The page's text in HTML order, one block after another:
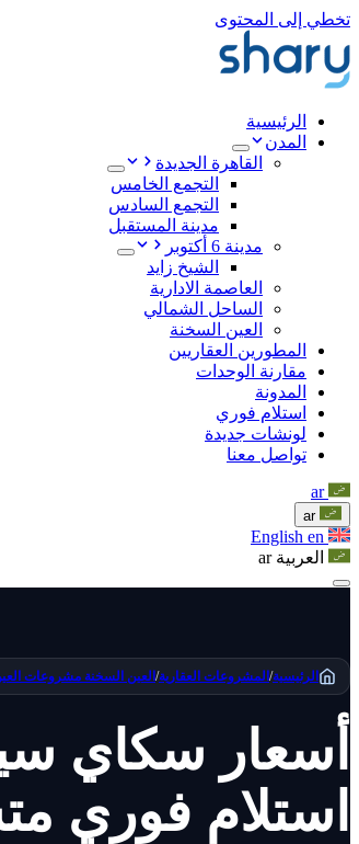
تخطي إلى المحتوى
الرئيسية
المدن
القاهرة الجديدة
التجمع الخامس
التجمع السادس
مدينة المستقبل
مدينة 6 أكتوبر
الشيخ زايد
العاصمة الادارية
الساحل الشمالي
العين السخنة
المطورين العقاريين
مقارنة الوحدات
المدونة
استلام فوري
لونشات جديدة
تواصل معنا
ar
ar
English en
العربية ar
الرئيسية/ المشروعات العقارية/ العين السخنة مشروعات
أسعار سكاي
استلام فوري